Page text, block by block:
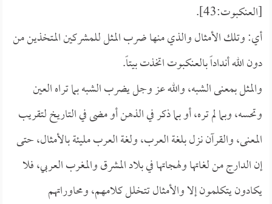
[العنكبوت:43].
أي: وتلك الأمثال والذي منها ضرب المثل للمشركين المتخذين من
دون الله أنداداً بالعنكبوت اتخذت بيتاً.
والمثل بمعنى الشبه، والله عز وجل يضرب الشبه بما تراه العين
وتحسه، وبما لم تره، أو بما ذكر في الذهن أو مضى في التاريخ لتقريب
المعنى، والقرآن نزل بلغة العرب، ولغة العرب مليئة بالأمثال، حتى
إن الدارج من لغاتها ولهجاتها في بلاد المشرق والمغرب العربي، فلا
يكادون يتكلمون إلا والأمثال تتخلل كلامهم، ومحاوراتهم